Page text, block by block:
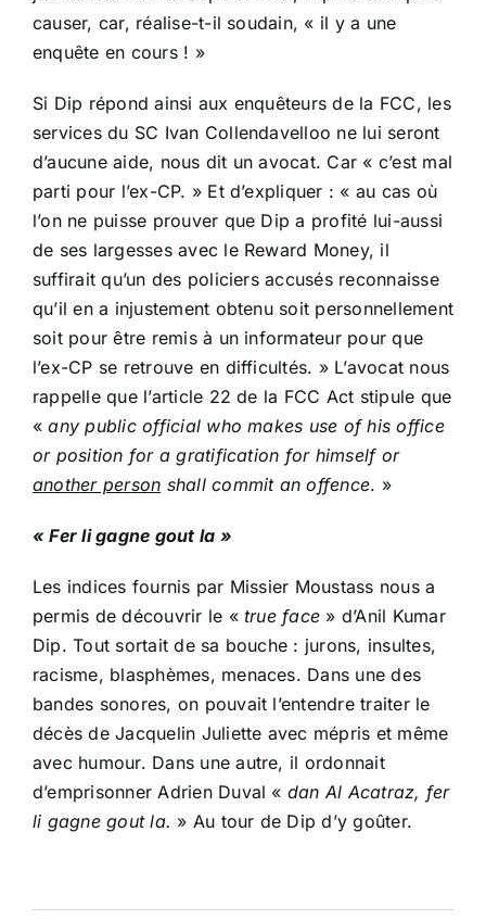
causer, car, réalise-t-il soudain, « il y a une
enquête en cours ! »
Si Dip répond ainsi aux enquêteurs de la FCC, les
services du SC Ivan Collendavelloo ne lui seront
d’aucune aide, nous dit un avocat. Car « c’est mal
parti pour l’ex-CP. » Et d’expliquer : « au cas où
l’on ne puisse prouver que Dip a profité lui-aussi
de ses largesses avec le Reward Money, il
suffirait qu’un des policiers accusés reconnaisse
qu’il en a injustement obtenu soit personnellement
soit pour être remis à un informateur pour que
l’ex-CP se retrouve en difficultés. » L’avocat nous
rappelle que l’article 22 de la FCC Act stipule que
«any public official who makes use of his office
or position for a gratification for himself or
another person shall commit an offence. »
« Fer li gagne gout la »
Les indices fournis par Missier Moustass nous a
permis de découvrir le «true face » d’Anil Kumar
Dip. Tout sortait de sa bouche : jurons, insultes,
racisme, blasphèmes, menaces. Dans une des
bandes sonores, on pouvait l’entendre traiter le
décès de Jacquelin Juliette avec mépris et même
avec humour. Dans une autre, il ordonnait
d’emprisonner Adrien Duval « dan Al Acatraz, fer
li gagne gout la. » Au tour de Dip d’y goûter.